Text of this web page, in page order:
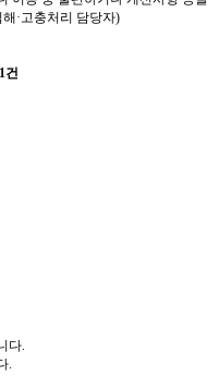
·고충처리 담당자)
1건
다.
.